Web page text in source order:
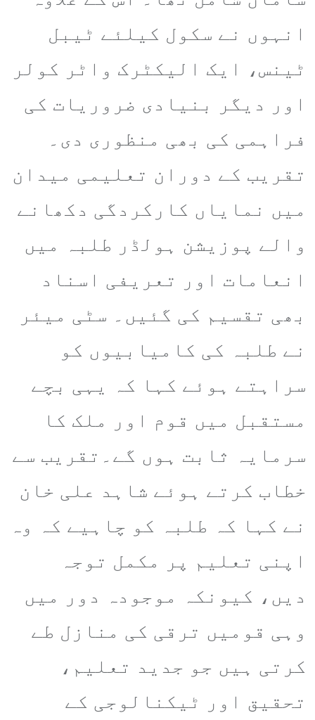
انہوں نے سکول کیلئے ٹیبل
ٹینس، ایک الیکٹرک واٹر کولر
اور دیگر بنیادی ضروریات کی
فراہمی کی بھی منظوری دی۔
تقریب کے دوران تعلیمی میدان
میں نمایاں کارکردگی دکھانے
والے پوزیشن ہولڈر طلبہ میں
انعامات اور تعریفی اسناد
بھی تقسیم کی گئیں۔ سٹی میئر
نے طلبہ کی کامیابیوں کو
سراہتے ہوئے کہا کہ یہی بچے
مستقبل میں قوم اور ملک کا
سرمایہ ثابت ہوں گے۔تقریب سے
خطاب کرتے ہوئے شاہد علی خان
نے کہا کہ طلبہ کو چاہیے کہ وہ
اپنی تعلیم پر مکمل توجہ
دیں، کیونکہ موجودہ دور میں
وہی قومیں ترقی کی منازل طے
کرتی ہیں جو جدید تعلیم،
تحقیق اور ٹیکنالوجی کے